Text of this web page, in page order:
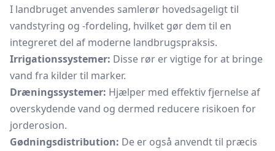
I landbruget anvendes samlerør hovedsageligt til
vandstyring og -fordeling, hvilket gør dem til en
integreret del af moderne landbrugspraksis.
Irrigationssystemer: Disse rør er vigtige for at bringe
vand fra kilder til marker.
Dræningssystemer: Hjælper med effektiv fjernelse af
overskydende vand og dermed reducere risikoen for
jorderosion.
Gødningsdistribution: De er også anvendt til præcis